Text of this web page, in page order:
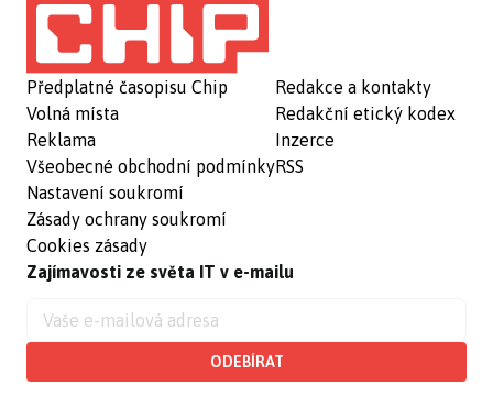
Předplatné časopisu Chip
Volná místa
Reklama
Všeobecné obchodní podmínky
Nastavení soukromí
Zásady ochrany soukromí
Cookies zásady
Redakce a kontakty
Redakční etický kodex
Inzerce
RSS
Zajímavosti ze světa IT v e-mailu
ODEBÍRAT